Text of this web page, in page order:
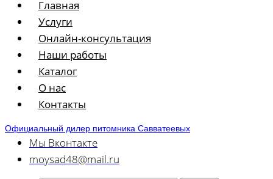
Главная
Услуги
Онлайн-консультация
Наши работы
Каталог
О нас
Контакты
Официальный дилер питомника Савватеевых
Мы Вконтакте
moysad48@mail.ru